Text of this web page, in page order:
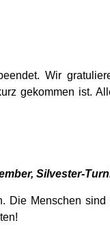
Wir
gekommen ist.
Silvester-
Die Menschen